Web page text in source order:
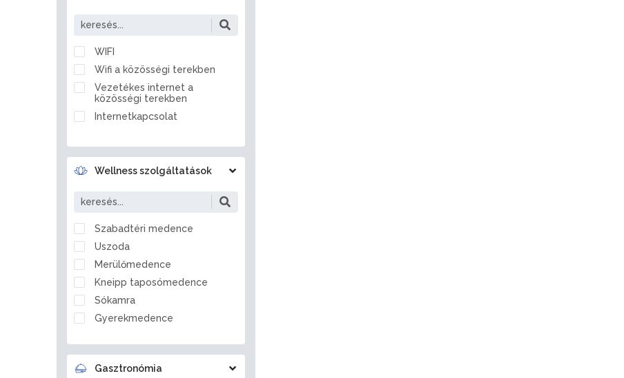
Balatonszőlős
Balf
Ballószög
Balmazújváros
Bánd
Bánk
Barcs
Bátaszék
Becsvölgye
Békéscsaba
Békésszentandrás
Bélapátfalva
WIFI
Wifi a közösségi terekben
Vezetékes internet a
közösségi terekben
Internetkapcsolat
Wellness szolgáltatások
Szabadtéri medence
Uszoda
Merülőmedence
Kneipp taposómedence
Sókamra
Gyerekmedence
Gőzkamra
Aromakabin
Gasztronómia